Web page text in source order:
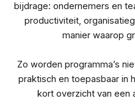
bijdrage: ondernemers en
productiviteit,
manier waarop
Zo worden programma’s
praktisch en toepasbaar in
kort overzicht van een